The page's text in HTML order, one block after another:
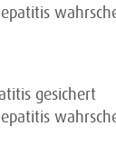
gesichert